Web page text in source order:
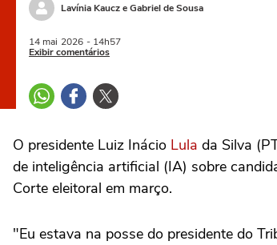
Lavínia Kaucz e Gabriel de Sousa
14 mai 2026 - 14h57
Exibir comentários
O presidente Luiz Inácio Lula da Silva
de inteligência artificial (IA) sobre
Corte eleitoral em março.
"Eu estava na posse do presidente do